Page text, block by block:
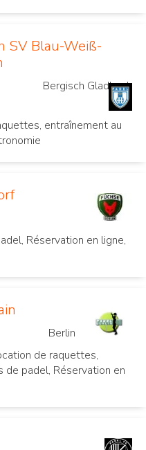
SV Blau-Weiß-
Bergisch Gladbach
entraînement au
Réservation en ligne,
Berlin
de raquettes,
de padel, Réservation en